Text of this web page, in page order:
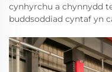
cynhyrchu a chynnydd
buddsoddiad cyntaf yn